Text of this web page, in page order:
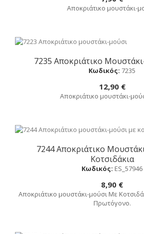
Αποκριάτικο μουστάκι-
Αγορά
7235 Αποκριάτικο
Κωδικός: 7235
12,90 €
Αποκριάτικο μουστάκι-
Αγορά
7244 Αποκριάτικο
Κοτσιδάκια
Κωδικός: ES_57946
8,90 €
Αποκριάτικο μουστάκι-μούσι Με
Πρωτόγονο.